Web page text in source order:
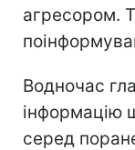
агресором.
Водночас
інформацію
серед